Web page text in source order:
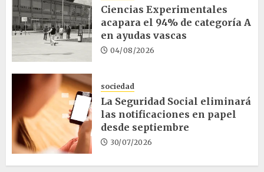
Ciencias Experimentales
acapara el 94% de categoría A
en ayudas vascas
04/08/2026
sociedad
La Seguridad Social eliminará
las notificaciones en papel
desde septiembre
30/07/2026